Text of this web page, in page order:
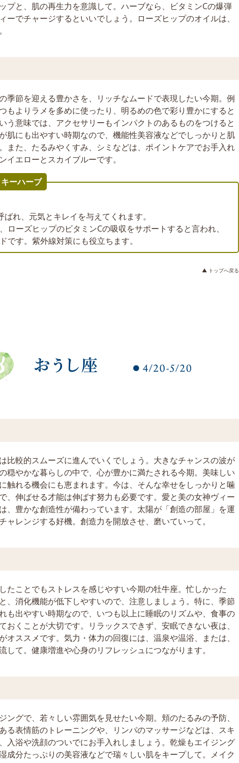
プと、肌の再生力を意識して。ハーブなら、ビタミンCの爆弾
ーでチャージするといいでしょう。ローズヒップのオイルは、
季節を迎える豊かさを、リッチなムードで表現したい今期。例
もよりラメを多めに使ったり、明るめの色で彩り豊かにすると
う意味では、アクセサリーもインパクトのあるものをつけると
肌にも出やすい時期なので、機能性美容液などでしっかりと肌
また、たるみやくすみ、シミなどは、ポイントケアでお手入れ
イエローとスカイブルーです。
ーハーブ
ばれ、元気とキレイを与えてくれます。
ローズヒップのビタミンCの吸収をサポートすると言われ、
です。紫外線対策にも役立ちます。
▲ トップへ戻る
比較的スムーズに進んでいくでしょう。大きなチャンスの波が
穏やかな暮らしの中で、心が豊かに満たされる今期。美味しい
触れる機会にも恵まれます。今は、そんな幸せをしっかりと噛
、伸ばせる才能は伸ばす努力も必要です。愛と美の女神ヴィー
、豊かな創造性が備わっています。太陽が「創造の部屋」を運
ャレンジする好機。創造力を開放させ、磨いていって。
たことでもストレスを感じやすい今期の牡牛座。忙しかった
、消化機能が低下しやすいので、注意しましょう。特に、季節
も出やすい時期なので、いつも以上に睡眠のリズムや、食事の
おくことが大切です。リラックスできず、安眠できない夜は、
オススメです。気力・体力の回復には、温泉や温浴、または、
して。健康増進や心身のリフレッシュにつながります。
ングで、若々しい雰囲気を見せたい今期。頬のたるみの予防、
る表情筋のトレーニングや、リンパのマッサージなどは、スキ
入浴や洗顔のついでにお手入れしましょう。乾燥もエイジング
成分たっぷりの美容液などで瑞々しい肌をキープして。メイク